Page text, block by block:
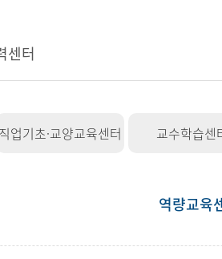
센터
직업기초·교양교육센터 교수학습센
역량교육